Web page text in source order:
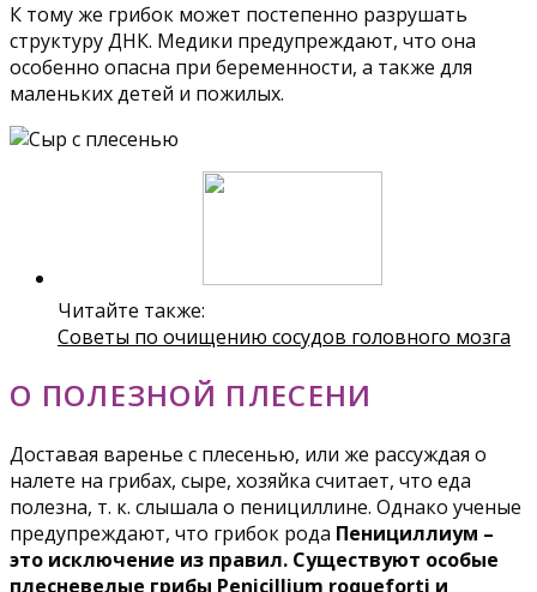
К тому же грибок может постепенно разрушать
структуру ДНК. Медики предупреждают, что она
особенно опасна при беременности, а также для
маленьких детей и пожилых.
Читайте также:
Советы по очищению сосудов головного мозга
О ПОЛЕЗНОЙ ПЛЕСЕНИ
Доставая варенье с плесенью, или же рассуждая о
налете на грибах, сыре, хозяйка считает, что еда
полезна, т. к. слышала о пенициллине. Однако ученые
предупреждают, что грибок рода Пенициллиум –
это исключение из правил. Существуют особые
плесневелые грибы Penicillium roqueforti и